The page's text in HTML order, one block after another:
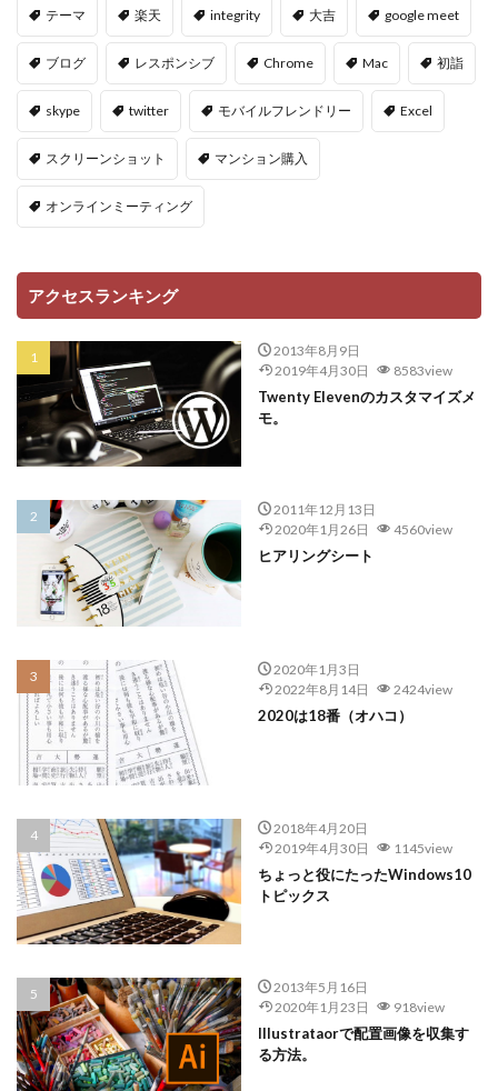
テーマ 楽天 integrity 大吉 google meet
ブログ レスポンシブ Chrome Mac 初詣
skype twitter モバイルフレンドリー Excel
スクリーンショット マンション購入
オンラインミーティング
アクセスランキング
2013年8月9日
2019年4月30日
8583view
Twenty Elevenのカスタマイズメ
モ。
2011年12月13日
2020年1月26日
4560view
ヒアリングシート
2020年1月3日
2022年8月14日
2424view
2020は18番（オハコ）
2018年4月20日
2019年4月30日
1145view
ちょっと役にたったWindows10
トピックス
2013年5月16日
2020年1月23日
918view
Illustrataorで配置画像を収集す
る方法。